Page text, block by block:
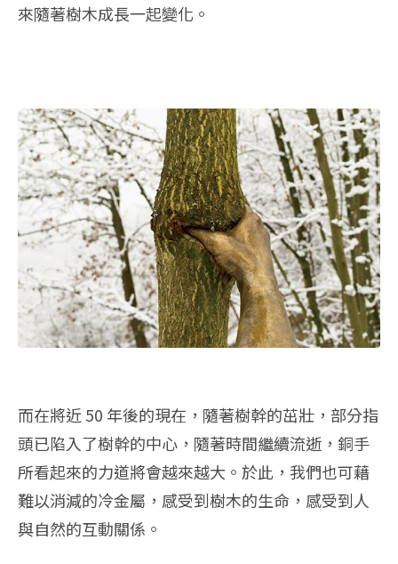
來隨著樹木成長一起變化。
而在將近 50 年後的現在，隨著樹幹的茁壯，部分指
頭已陷入了樹幹的中心，隨著時間繼續流逝，銅手
所看起來的力道將會越來越大。於此，我們也可藉
難以消減的冷金屬，感受到樹木的生命，感受到人
與自然的互動關係。